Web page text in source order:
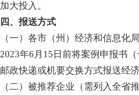
加大投入。
四、报送方式
（一）各市（州）经济和信息化
2023年6月15日前将案例申报书
邮政快递或机要交换方式报送经
（二）被推荐企业（需列入全省